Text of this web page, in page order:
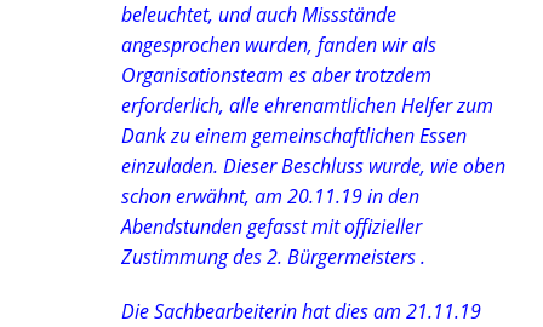
beleuchtet, und auch Missstände
angesprochen wurden, fanden wir als
Organisationsteam es aber trotzdem
erforderlich, alle ehrenamtlichen Helfer zum
Dank zu einem gemeinschaftlichen Essen
einzuladen. Dieser Beschluss wurde, wie oben
schon erwähnt, am 20.11.19 in den
Abendstunden gefasst mit offizieller
Zustimmung des 2. Bürgermeisters .
Die Sachbearbeiterin hat dies am 21.11.19